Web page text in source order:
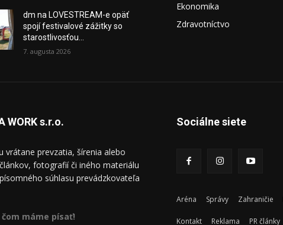
dm na LOVESTREAM-e opäť
spojí festivalové zážitky so
starostlivosťou...
7. augusta 2026
Ekonomika
Zdravotníctvo
WORK s.r.o.
vrátane prevzatia, šírenia alebo
fotografií či iného materiálu
súhlasu prevádzkovateľa
máme písať!
Sociálne siete
Aréna Správy Zahraničie
Kontakt Reklama PR články